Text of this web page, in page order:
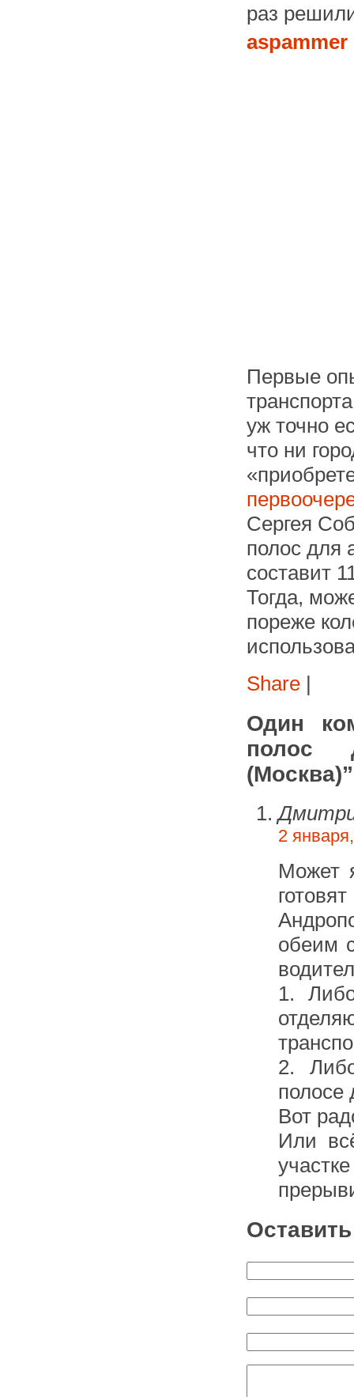
раз
aspammer
Первые
уж точно
что ни
Сергея
полос для
составит
Тогда,
пореже
Share |
Один
полос
(Москва)”
2
Может
обеим
1.
2.
полосе
Вот
Или